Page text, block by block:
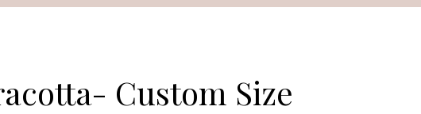
Custom Size